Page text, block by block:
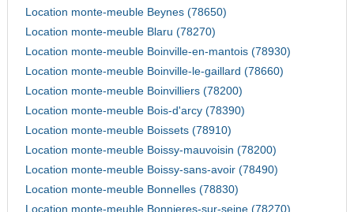
Location monte-meuble Beynes (78650)
Location monte-meuble Blaru (78270)
Location monte-meuble Boinville-en-mantois (78930)
Location monte-meuble Boinville-le-gaillard (78660)
Location monte-meuble Boinvilliers (78200)
Location monte-meuble Bois-d'arcy (78390)
Location monte-meuble Boissets (78910)
Location monte-meuble Boissy-mauvoisin (78200)
Location monte-meuble Boissy-sans-avoir (78490)
Location monte-meuble Bonnelles (78830)
Location monte-meuble Bonnieres-sur-seine (78270)